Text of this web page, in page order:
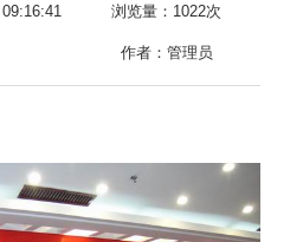
浏览量： 1022次
作者：管理员